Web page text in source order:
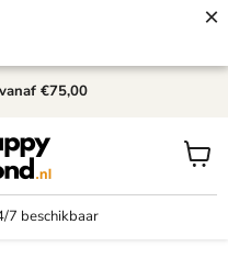
×
vanaf €75,00
7 beschikbaar